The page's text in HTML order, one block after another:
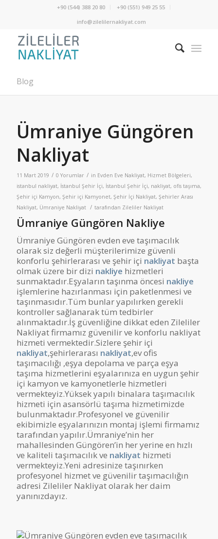
+90 (544) 388 20 80
+90 (551) 949 25 55
info@zilelilernakliyat.com
Blog
Ümraniye Güngören
Nakliyat
11 Mart 2019 / 0 Yorumlar / in Evden Eve Nakliyat, Hizmet Bölgeleri,
istanbul nakliyat, İstanbul Şehir İçi, İstanbul Şehir İçi, nakliyat, ofis taşıma,
Şehir içi Kamyon, Şehir içi Kamyonet, Şehir İçi Nakliyat, Şehirler Arası
Nakliyat, Ümraniye Nakliyat / tarafından Zileliler Nakliyat
Ümraniye Güngören Nakliye
Ümraniye Güngören evden eve taşımacılık
olarak siz değerli müşterilerimize güvenli
konforlu şehirlerarası ve şehir içi nakliyat başta
olmak üzere bir dizi nakliye hizmetleri
sunmaktadır.Eşyaların taşınma öncesi nakliye
işlemlerine hazırlanması için paketlenmesi ve
taşınmasıdır.Tüm bunlar yapılırken gerekli
kontroller sağlanarak tüm tedbirler
alınmaktadır.İş güvenliğine dikkat eden Zileliler
Nakliyat firmamız güvenilir ve konforlu nakliyat
hizmeti vermektedir.Sizlere şehir içi
nakliyat,şehirlerarası nakliyat,ev ofis
taşımacılığı ,eşya depolama ve parça eşya
taşıma hizmetlerini eşyalarınıza en uygun şehir
içi kamyon ve kamyonetlerle hizmetleri
vermekteyiz.Yüksek yapılı binalara taşımacılık
hizmeti için asansörlü taşıma hizmetimizde
bulunmaktadır.Profesyonel ve güvenilir
ekibimizle eşyalarınızın montaj işlemi firmamız
tarafından yapılır.Ümraniye’nin her
mahallesinden Güngören’in her yerine en hızlı
ve kaliteli taşımacılık ve nakliyat hizmeti
vermekteyiz.Yeni adresinize taşınırken
profesyonel hizmet ve güvenilir taşımacılığın
adresi Zileliler Nakliyat olarak her daim
yanınızdayız.